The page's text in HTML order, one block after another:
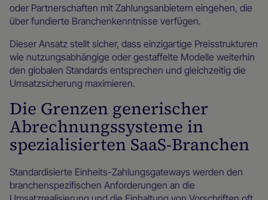
oder Partnerschaften mit Zahlungsanbietern eingehen, die
über fundierte Branchenkenntnisse verfügen.
Dieser Ansatz stellt sicher, dass einzigartige Preisstrukturen
wie nutzungsabhängige oder gestaffelte Modelle weiterhin
den globalen Standards entsprechen und gleichzeitig die
Umsatzsicherung maximieren.
Die Grenzen generischer
Abrechnungssysteme in
spezialisierten SaaS-Branchen
Standardisierte Einheits-Zahlungsgateways werden den
branchenspezifischen Anforderungen an die